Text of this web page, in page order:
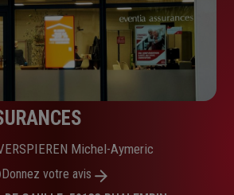
Michel-Aymeric
Donnez votre avis